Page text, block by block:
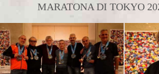
MARATONA DI TOKYO